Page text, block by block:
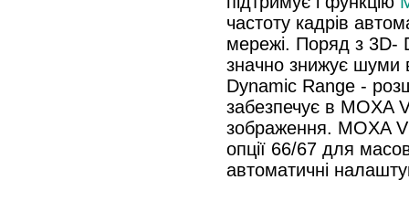
частоту кадрів
мережі. Поряд з 3D-
значно знижує шуми
Dynamic Range -
забезпечує в MOXA
зображення. MOXA
опції 66/67 для
автоматичні